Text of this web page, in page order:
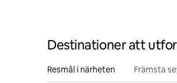
Destinationer att
Resmål i närheten Främsta